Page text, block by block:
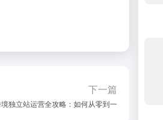
下一篇
独立站运营全攻略：如何从零到一